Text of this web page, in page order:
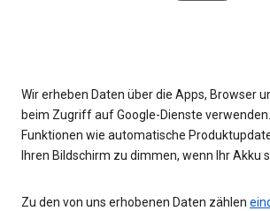
Wir erheben Daten über die Apps, Browser
beim Zugriff auf Google-Dienste
Funktionen wie automatische
Ihren Bildschirm zu dimmen, wenn Ihr Akku
Zu den von uns erhobenen Daten zählen